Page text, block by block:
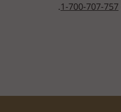
1-700-707-757
.